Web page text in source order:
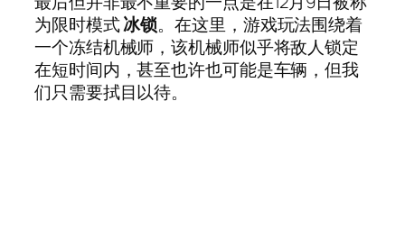
为限时模式冰锁。在这里，游戏玩法围绕着
一个冻结机械师，该机械师似乎将敌人锁定
在短时间内，甚至也许也可能是车辆，但我
们只需要拭目以待。